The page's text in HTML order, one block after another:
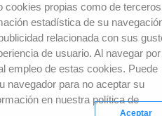
cookies propias como de terceros
estadística de su
relacionada con sus
de usuario. Al navegar por
empleo de estas cookies. Puede
navegador para no aceptar su
en nuestra política de
Aceptar